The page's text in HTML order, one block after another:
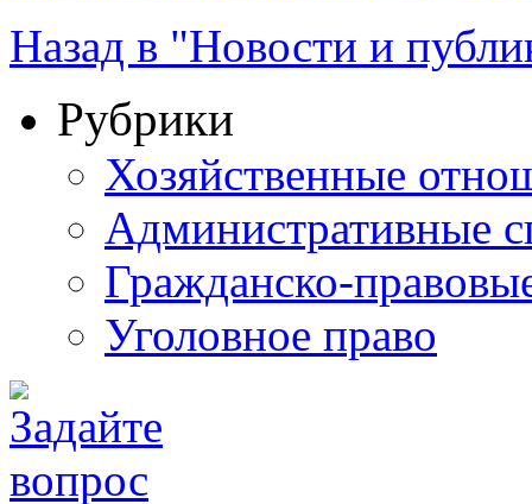
Назад в "Новости и
Рубрики
Хозяйственные
Административные
Гражданско-
Уголовное право